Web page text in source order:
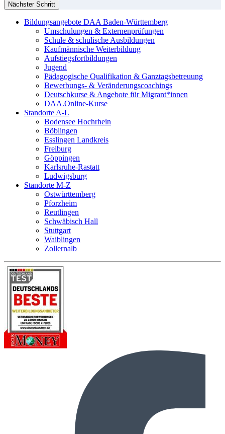
Nächster Schritt
Bildungsangebote DAA Baden-Württemberg
Umschulungen & Externenprüfungen
Schule & schulische Ausbildungen
Kaufmännische Weiterbildung
Aufstiegsfortbildungen
Jugend
Pädagogische Qualifikation & Ganztagsbetreuung
Bewerbungs- & Veränderungscoachings
Deutschkurse & Angebote für Migrant*innen
DAA.Online-Kurse
Standorte A-L
Bodensee Hochrhein
Böblingen
Esslingen Landkreis
Freiburg
Göppingen
Karlsruhe-Rastatt
Ludwigsburg
Standorte M-Z
Ostwürttemberg
Pforzheim
Reutlingen
Schwäbisch Hall
Stuttgart
Waiblingen
Zollernalb